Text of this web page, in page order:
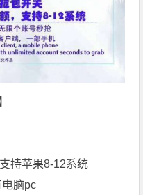
持苹果8-12系统
脑pc